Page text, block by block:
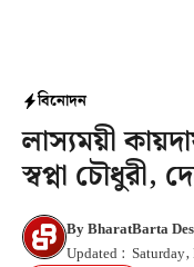
বিনোদন
লাস্যময়ী
স্বপ্না চৌধুরী,
ByBharatBarta
Updated : Saturday,